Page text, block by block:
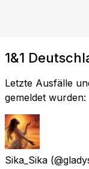
1&1
Letzte Ausfälle
gemeldet wurden:
Sika_Sika